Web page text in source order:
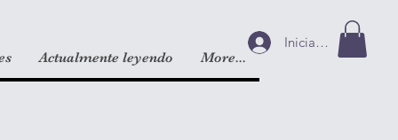
Actualmente leyendo More...
Iniciar sesión